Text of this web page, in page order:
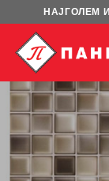
content
НАЈГОЛЕМ